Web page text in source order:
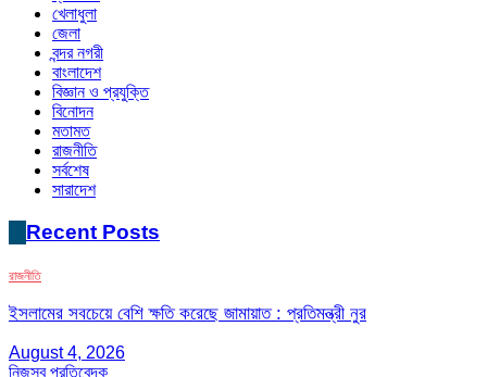
খেলাধুলা
জেলা
বন্দর নগরী
বাংলাদেশ
বিজ্ঞান ও প্রযুক্তি
বিনোদন
মতামত
রাজনীতি
সর্বশেষ
সারাদেশ
Recent Posts
রাজনীতি
ইসলামের সবচেয়ে বেশি ক্ষতি করেছে জামায়াত : প্রতিমন্ত্রী নুর
August 4, 2026
নিজস্ব প্রতিবেদক